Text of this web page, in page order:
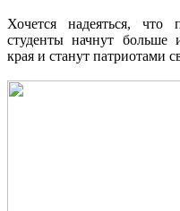
Хочется надеяться,
студенты начнут больше
края и станут патриотами